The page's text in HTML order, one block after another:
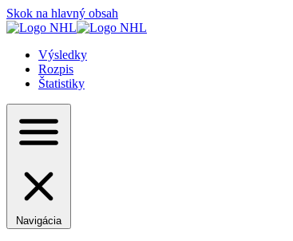
Skok na hlavný obsah
Výsledky
Rozpis
Štatistiky
Navigácia